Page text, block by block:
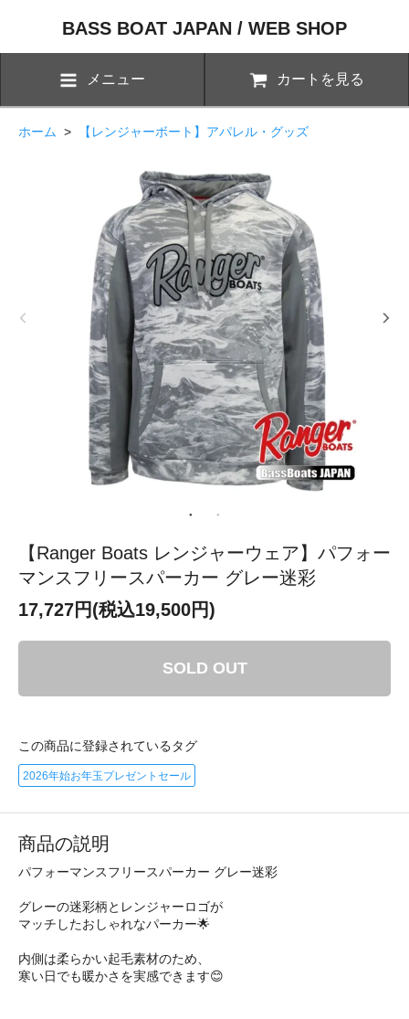
BASS BOAT JAPAN / WEB SHOP
メニュー カートを見る
ホーム > 【レンジャーボート】アパレル・グッズ
【Ranger Boats レンジャーウェア】パフォー
マンスフリースパーカー グレー迷彩
17,727円(税込19,500円)
SOLD OUT
この商品に登録されているタグ
2026年始お年玉プレゼントセール
商品の説明
パフォーマンスフリースパーカー グレー迷彩
グレーの迷彩柄とレンジャーロゴが
マッチしたおしゃれなパーカー🌟
内側は柔らかい起毛素材のため、
寒い日でも暖かさを実感できます😊